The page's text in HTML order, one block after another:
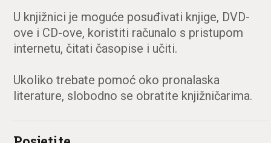
U knjižnici je moguće posuđivati knjige, DVD-
ove i CD-ove, koristiti računalo s pristupom
internetu, čitati časopise i učiti.
Ukoliko trebate pomoć oko pronalaska
literature, slobodno se obratite knjižničarima.